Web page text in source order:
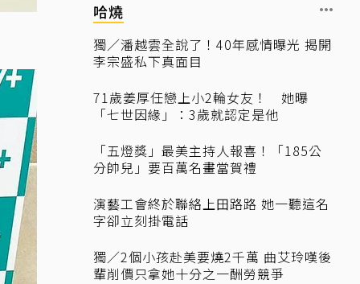
哈燒
獨／潘越雲全說了！40年感情曝光 揭開
李宗盛私下真面目
71歲姜厚任戀上小2輪女友！ 她曝
「七世因緣」：3歲就認定是他
「五燈獎」最美主持人報喜！「185公
分帥兒」要百萬名畫當賀禮
演藝工會終於聯絡上田路路 她一聽這名
字卻立刻掛電話
獨／2個小孩赴美要燒2千萬 曲艾玲嘆後
輩削價只拿她十分之一酬勞競爭